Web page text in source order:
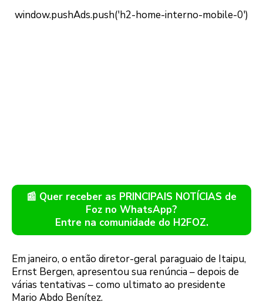
📰 Quer receber as PRINCIPAIS NOTÍCIAS de
Foz no WhatsApp?
Entre na comunidade do H2FOZ.
Em janeiro, o então diretor-geral paraguaio de Itaipu,
Ernst Bergen, apresentou sua renúncia – depois de
várias tentativas – como ultimato ao presidente
Mario Abdo Benítez.